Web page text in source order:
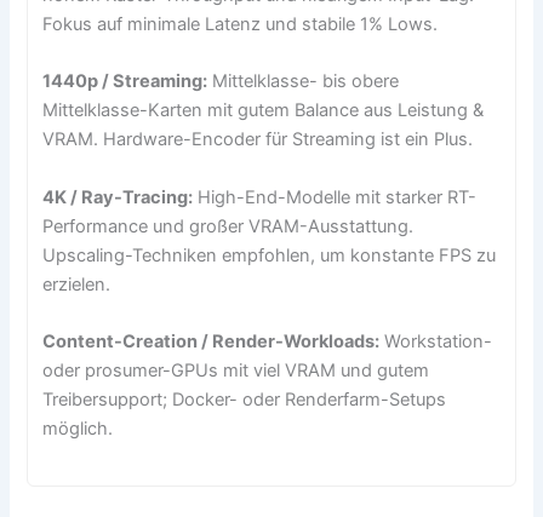
Fokus auf minimale Latenz und stabile 1% Lows.
1440p / Streaming: Mittelklasse- bis obere
Mittelklasse-Karten mit gutem Balance aus Leistung &
VRAM. Hardware-Encoder für Streaming ist ein Plus.
4K / Ray-Tracing: High-End-Modelle mit starker RT-
Performance und großer VRAM-Ausstattung.
Upscaling-Techniken empfohlen, um konstante FPS zu
erzielen.
Content-Creation / Render-Workloads: Workstation-
oder prosumer-GPUs mit viel VRAM und gutem
Treibersupport; Docker- oder Renderfarm-Setups
möglich.